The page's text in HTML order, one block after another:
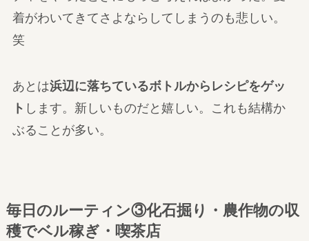
着がわいてきてさよならしてしまうのも悲しい。
笑
あとは浜辺に落ちているボトルからレシピをゲッ
ト します。新しいものだと嬉しい。これも結構か
ぶることが多い。
毎日のルーティン③化石掘り・農作物の収
穫でベル稼ぎ・喫茶店